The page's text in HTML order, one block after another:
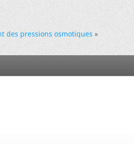
des pressions osmotiques »